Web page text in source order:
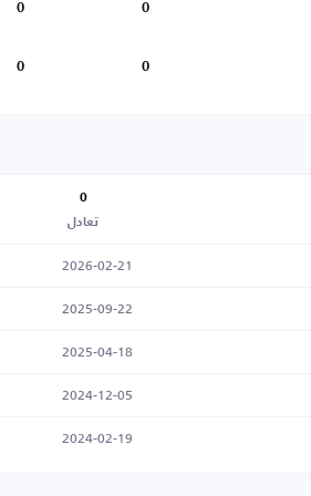
0
0
0
0
0
تعادل
2026-02-21
2025-09-22
2025-04-18
2024-12-05
2024-02-19